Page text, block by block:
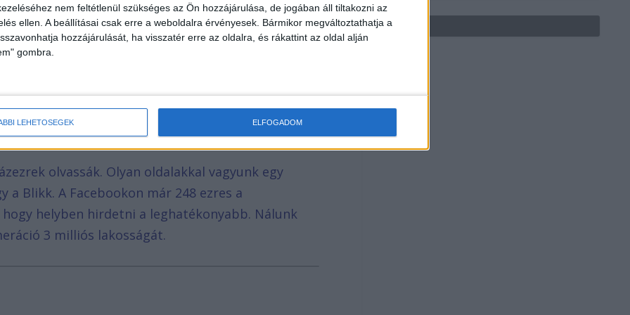
nem feltétlenül szükséges az Ön hozzájárulása, de jogában áll tiltakozni az
ellen. A beállításai csak erre a weboldalra érvényesek. Bármikor megváltoztathatja a
hozzájárulását, ha visszatér erre az oldalra, és rákattint az oldal alján
gombra.
LEHETŐSÉGEK ELFOGADOM
is Szlovákiába vitte, hogy ezzel is
az utolsó pillanatig tagadta, hogy bármi köze
olvassák. Olyan oldalakkal vagyunk egy
a Blikk. A Facebookon már 248 ezres a
helyben hirdetni a leghatékonyabb. Nálunk
3 milliós lakosságát.